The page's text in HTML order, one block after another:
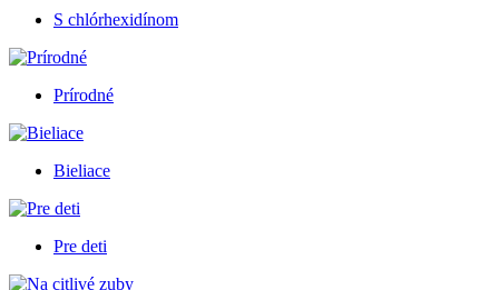
S chlórhexidínom
Prírodné
Bieliace
Pre deti